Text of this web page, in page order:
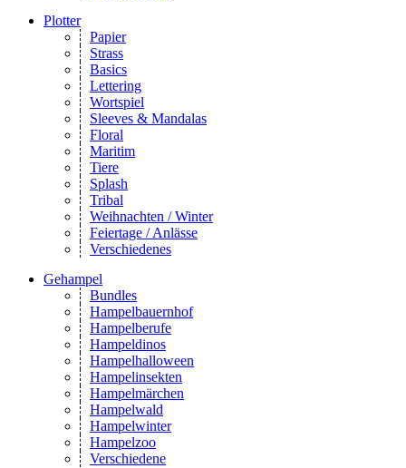
Plotter
Papier
Strass
Basics
Lettering
Wortspiel
Sleeves & Mandalas
Floral
Maritim
Tiere
Splash
Tribal
Weihnachten / Winter
Feiertage / Anlässe
Verschiedenes
Gehampel
Bundles
Hampelbauernhof
Hampelberufe
Hampeldinos
Hampelhalloween
Hampelinsekten
Hampelmärchen
Hampelwald
Hampelwinter
Hampelzoo
Verschiedene